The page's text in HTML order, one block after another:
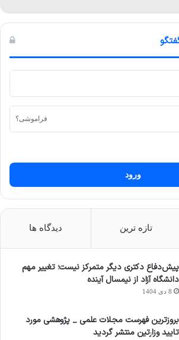
فراموشی؟
ورود
تازه ترین دیدگاه ها
پیش‌دفاع دکتری دیگر متمرکز نیست؛ تغییر مهم
دانشگاه آزاد از نیمسال آینده
8 دی 1404
بروزترین فهرست مجلات علمی _ پژوهشی مورد
تایید وزارتین منتشر گردید